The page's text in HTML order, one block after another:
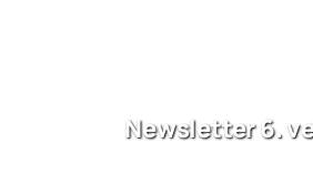
Newsletter 6.